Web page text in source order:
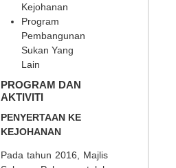
Kejohanan
Program
Pembangunan
Sukan Yang
Lain
PROGRAM DAN
AKTIVITI
PENYERTAAN KE
KEJOHANAN
Pada tahun 2016, Majlis